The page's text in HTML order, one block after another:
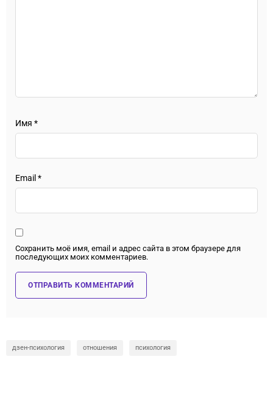
Имя *
Email *
Сохранить моё имя, email и адрес сайта в этом браузере для
последующих моих комментариев.
дзен-психология отношения психология